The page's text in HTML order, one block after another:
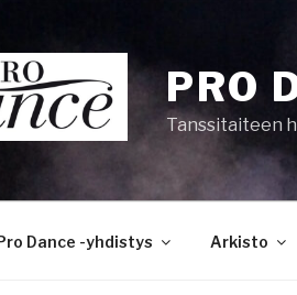
PRO
Tanssitaiteen
Dance -yhdistys Arkisto